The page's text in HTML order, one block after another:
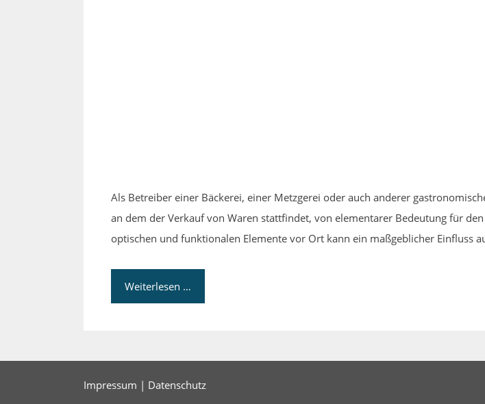
Als Betreiber einer Bäckerei, einer Metzgerei oder auch anderer
an dem der Verkauf von Waren stattfindet, von elementarer Bedeutung für
optischen und funktionalen Elemente vor Ort kann ein maßgeblicher Einfluss
Weiterlesen …
Impressum | Datenschutz